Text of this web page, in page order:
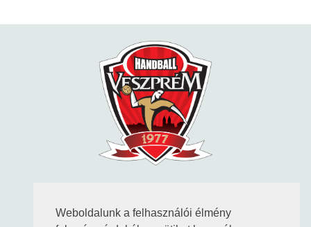
Weboldalunk a felhasználói élmény